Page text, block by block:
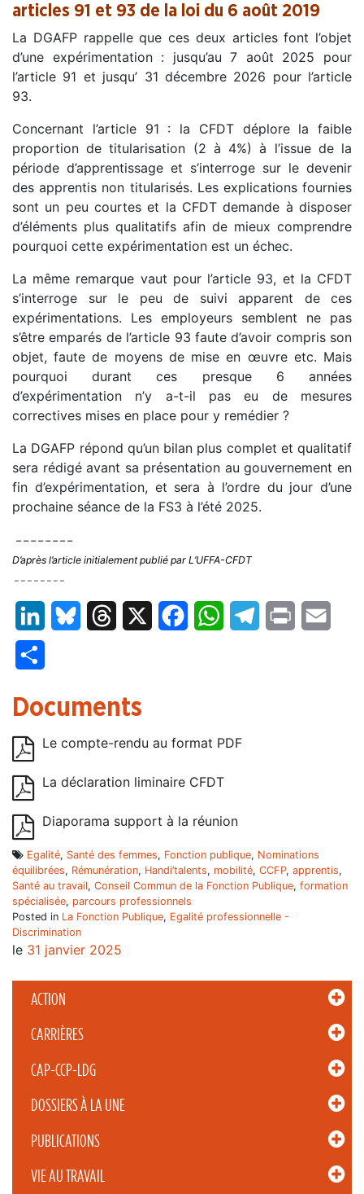
ACTION
CARRIÈRES
CAP-CCP-LDG
DOSSIERS À LA UNE
PUBLICATIONS
VIE AU TRAVAIL
articles 91 et 93 de la loi du 6 août 2019
La DGAFP rappelle que ces deux articles font l’objet
d’une expérimentation : jusqu’au 7 août 2025 pour
l’article 91 et jusqu’ 31 décembre 2026 pour l’article
93.
Concernant l’article 91 : la CFDT déplore la faible
proportion de titularisation (2 à 4%) à l’issue de la
période d’apprentissage et s’interroge sur le devenir
des apprentis non titularisés. Les explications fournies
sont un peu courtes et la CFDT demande à disposer
d’éléments plus qualitatifs afin de mieux comprendre
pourquoi cette expérimentation est un échec.
La même remarque vaut pour l’article 93, et la CFDT
s’interroge sur le peu de suivi apparent de ces
expérimentations. Les employeurs semblent ne pas
s’être emparés de l’article 93 faute d’avoir compris son
objet, faute de moyens de mise en œuvre etc. Mais
pourquoi durant ces presque 6 années
d’expérimentation n’y a-t-il pas eu de mesures
correctives mises en place pour y remédier ?
La DGAFP répond qu’un bilan plus complet et qualitatif
sera rédigé avant sa présentation au gouvernement en
fin d’expérimentation, et sera à l’ordre du jour d’une
prochaine séance de la FS3 à l’été 2025.
– – – – – – – –
D’après l’article initialement publié par L’UFFA-CFDT
– – – – – – – –
LinkedInBluesky Threads FacebookWhatsAppTelegram
Print
Documents
Le compte-rendu au format PDF
La déclaration liminaire CFDT
Diaporama support à la réunion
Egalité, Santé des femmes, Fonction publique, Nominations
équilibrées, Rémunération, Handi’talents, mobilité, CCFP, apprentis,
Santé au travail, Conseil Commun de la Fonction Publique, formation
spécialisée, parcours professionnels
Posted in La Fonction Publique, Egalité professionnelle -
Discrimination
le 31 janvier 2025